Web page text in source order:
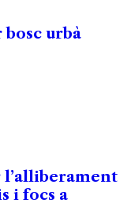
urbà
i focs a